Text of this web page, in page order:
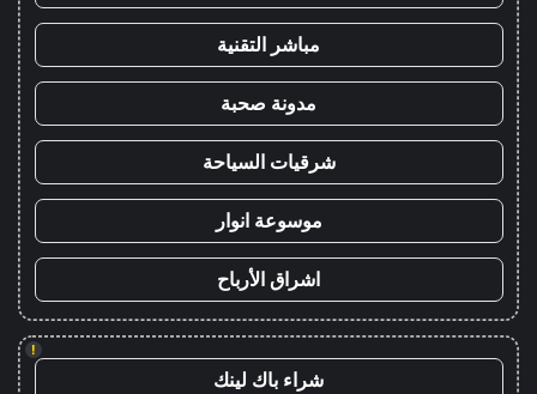
مباشر التقنية
مدونة صحبة
شرقيات السياحة
موسوعة انوار
اشراق الأرباح
!
شراء باك لينك